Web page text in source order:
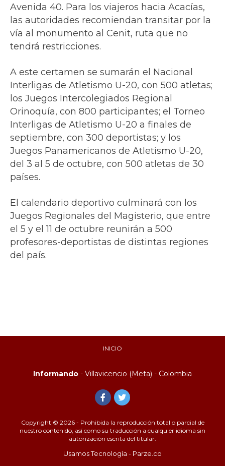
Avenida 40. Para los viajeros hacia Acacías,
las autoridades recomiendan transitar por la
vía al monumento al Cenit, ruta que no
tendrá restricciones.
A este certamen se sumarán el Nacional
Interligas de Atletismo U-20, con 500 atletas;
los Juegos Intercolegiados Regional
Orinoquía, con 800 participantes; el Torneo
Interligas de Atletismo U-20 a finales de
septiembre, con 300 deportistas; y los
Juegos Panamericanos de Atletismo U-20,
del 3 al 5 de octubre, con 500 atletas de 30
países.
El calendario deportivo culminará con los
Juegos Regionales del Magisterio, que entre
el 5 y el 11 de octubre reunirán a 500
profesores-deportistas de distintas regiones
del país.
INICIO
Informando - Villavicencio (Meta) - Colombia
Copyright © 2026 - Prohibida la reproducción total o parcial de
nuestro contenido, así como su traducción a cualquier idioma sin
autorización escrita del titular.
Usamos Tecnología - Parze.co